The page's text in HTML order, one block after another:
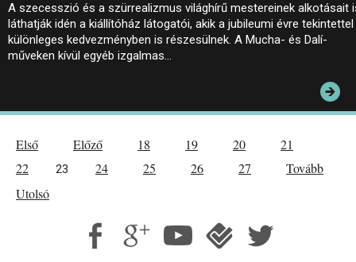
A szecesszió és a szürrealizmus világhírű mestereinek alkotásait
láthatják idén a kiállítóház látogatói, akik a jubileumi évre tekintettel
különleges kedvezményben is részesülnek. A Mucha- és Dalí-
műveken kívül egyéb izgalmas…
Első Előző 18 19 20
21
22
23 24 25 26 27
Tovább
Utolsó